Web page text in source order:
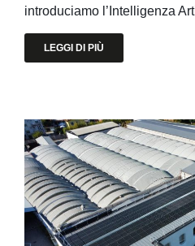
introduciamo l’Intelligenza
LEGGI DI PIÙ